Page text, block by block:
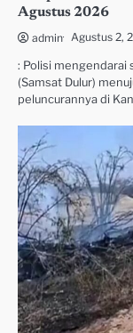
Agustus 2026
admin Agustus 2,
: Polisi mengendarai
(Samsat Dulur)
peluncurannya di